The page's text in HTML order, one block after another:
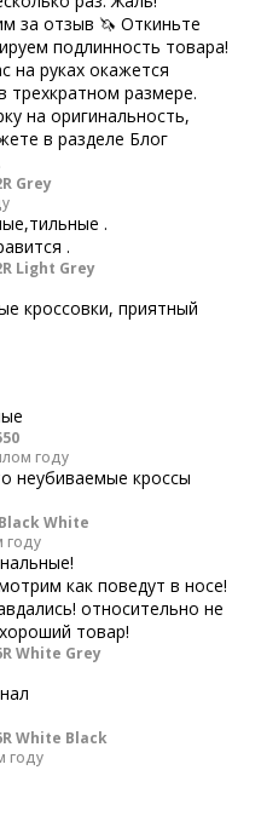
за отзыв 🦄 Откиньте
подлинность товара!
на руках окажется
размере.
на оригинальность,
в разделе Блог
Grey
.
.
Light Grey
кроссовки, приятный
году
неубиваемые кроссы
White
году
как поведут в носе!
относительно не
товар!
White Grey
White Black
году